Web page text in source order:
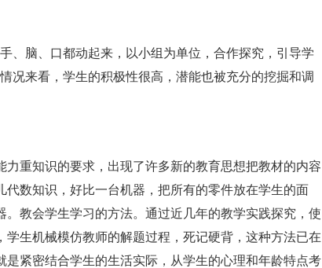
脑、口都动起来，以小组为单位，合作探究，引导学
况来看，学生的积极性很高，潜能也被充分的挖掘和调
重知识的要求，出现了许多新的教育思想把教材的内容
数知识，好比一台机器，把所有的零件放在学生的面
教会学生学习的方法。通过近几年的教学实践探究，使
生机械模仿教师的解题过程，死记硬背，这种方法已在
紧密结合学生的生活实际，从学生的心理和年龄特点考